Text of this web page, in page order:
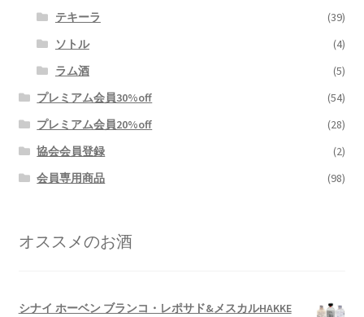
テキーラ
(39)
ソトル
(4)
ラム酒
(5)
プレミアム会員30%off
(54)
プレミアム会員20%off
(28)
協会会員登録
(2)
会員専用商品
(98)
オススメのお酒
シナイ ホーベン ブランコ・レポサド&メスカルHAKKE